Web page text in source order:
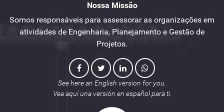
Nossa Missão
Somos responsáveis para assessorar as organizações em
atividades de Engenharia, Planejamento e Gestão de
Projetos.
See here an English version for you.
Vea aquí una versión en español para ti.